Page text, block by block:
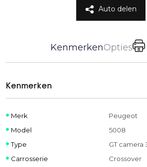
Auto delen
KenmerkenOpties
Kenmerken
Merk
Peugeot
Model
5008
Type
GT camera
Carrosserie
Crossover